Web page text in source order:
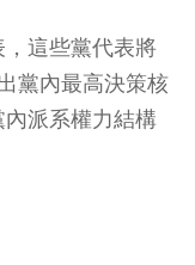
這些黨代表將
黨內最高決策核
派系權力結構